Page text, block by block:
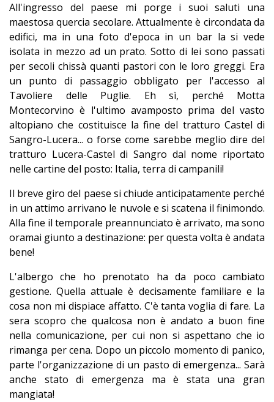
All'ingresso del paese mi porge i suoi saluti una
maestosa quercia secolare. Attualmente è circondata da
edifici, ma in una foto d'epoca in un bar la si vede
isolata in mezzo ad un prato. Sotto di lei sono passati
per secoli chissà quanti pastori con le loro greggi. Era
un punto di passaggio obbligato per l'accesso al
Tavoliere delle Puglie. Eh sì, perché Motta
Montecorvino è l'ultimo avamposto prima del vasto
altopiano che costituisce la fine del tratturo Castel di
Sangro-Lucera... o forse come sarebbe meglio dire del
tratturo Lucera-Castel di Sangro dal nome riportato
nelle cartine del posto: Italia, terra di campanili!
Il breve giro del paese si chiude anticipatamente perché
in un attimo arrivano le nuvole e si scatena il finimondo.
Alla fine il temporale preannunciato è arrivato, ma sono
oramai giunto a destinazione: per questa volta è andata
bene!
L'albergo che ho prenotato ha da poco cambiato
gestione. Quella attuale è decisamente familiare e la
cosa non mi dispiace affatto. C'è tanta voglia di fare. La
sera scopro che qualcosa non è andato a buon fine
nella comunicazione, per cui non si aspettano che io
rimanga per cena. Dopo un piccolo momento di panico,
parte l'organizzazione di un pasto di emergenza... Sarà
anche stato di emergenza ma è stata una gran
mangiata!